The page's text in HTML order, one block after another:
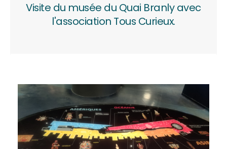
Visite du musée du Quai Branly avec
l'association Tous Curieux.